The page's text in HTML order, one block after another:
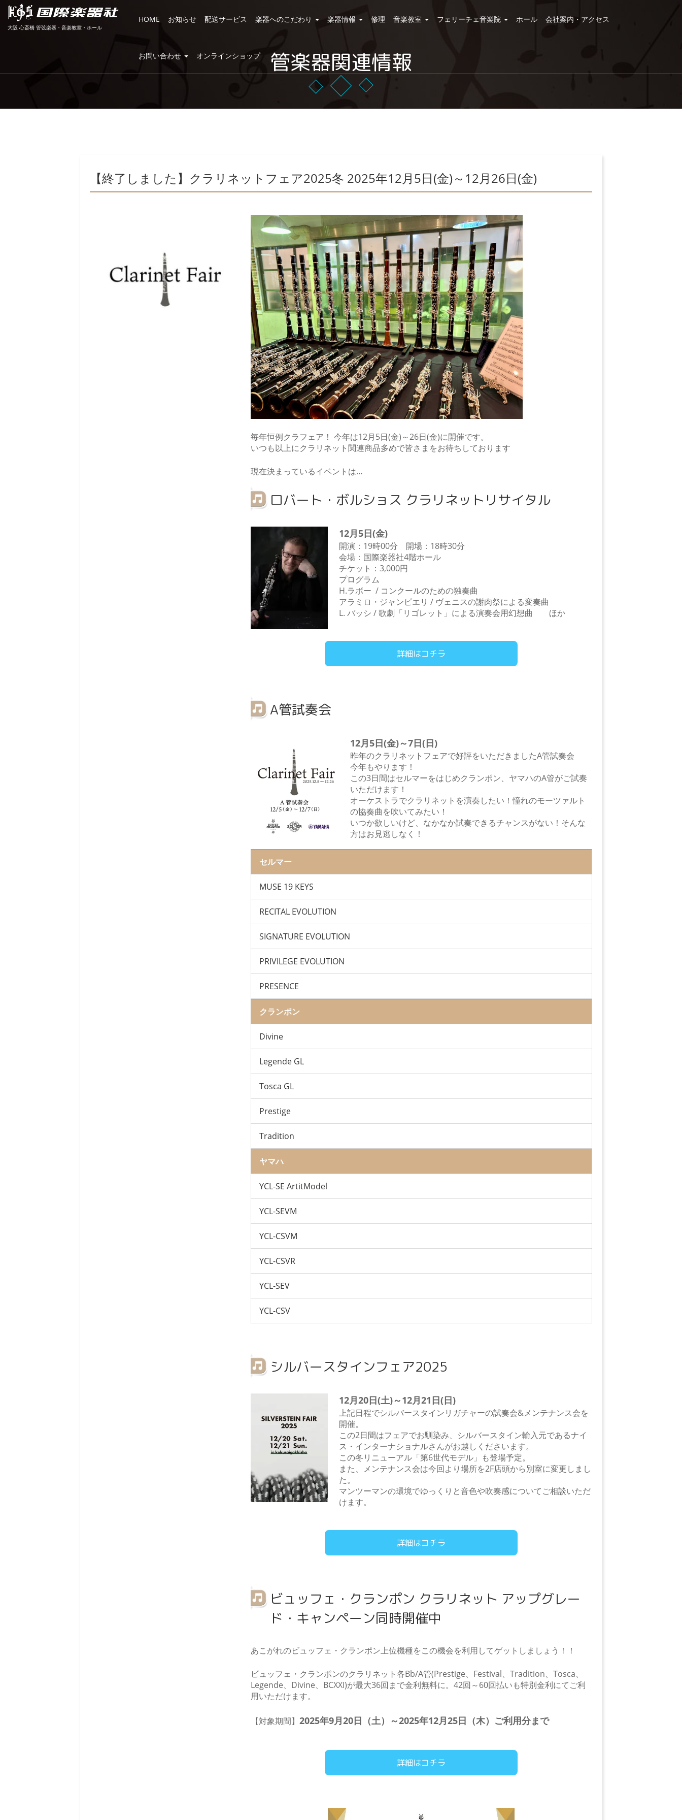
大阪 心斎橋 管弦楽器・音楽教室・ホール
HOME お知らせ 配送サービス 楽器へのこだわり 楽器情報 修理 音楽教室 フェリーチェ音楽院 ホール 会社案内・アクセス
お問い合わせ オンラインショップ 管楽器関連情報
【終了しました】クラリネットフェア2025冬 2025年12月5日(金)～12月26日(金)
毎年恒例クラフェア！ 今年は12月5日(金)～26日(金)に開催です。
いつも以上にクラリネット関連商品多めで皆さまをお待ちしております
現在決まっているイベントは…
ロバート・ボルショス クラリネットリサイタル
12月5日(金)
開演：19時00分 開場：18時30分
会場：国際楽器社4階ホール
チケット：3,000円
プログラム
H.ラボー / コンクールのための独奏曲
アラミロ・ジャンピエリ / ヴェニスの謝肉祭による変奏曲
L. バッシ / 歌劇「リゴレット」による演奏会用幻想曲 ほか
詳細はコチラ
A管試奏会
12月5日(金)～7日(日)
昨年のクラリネットフェアで好評をいただきましたA管試奏会
今年もやります！
この3日間はセルマーをはじめクランポン、ヤマハのA管がご試奏
いただけます！
オーケストラでクラリネットを演奏したい！憧れのモーツァルト
の協奏曲を吹いてみたい！
いつか欲しいけど、なかなか試奏できるチャンスがない！そんな
方はお見逃しなく！
セルマー
MUSE 19 KEYS
RECITAL EVOLUTION
SIGNATURE EVOLUTION
PRIVILEGE EVOLUTION
PRESENCE
クランポン
Divine
Legende GL
Tosca GL
Prestige
Tradition
ヤマハ
YCL-SE ArtitModel
YCL-SEVM
YCL-CSVM
YCL-CSVR
YCL-SEV
YCL-CSV
シルバースタインフェア2025
12月20日(土)～12月21日(日)
上記日程でシルバースタインリガチャーの試奏会&メンテナンス会を
開催。
この2日間はフェアでお馴染み、シルバースタイン輸入元であるナイ
ス・インターナショナルさんがお越しくださいます。
この冬リニューアル「第6世代モデル」も登場予定。
また、メンテナンス会は今回より場所を2F店頭から別室に変更しまし
た。
マンツーマンの環境でゆっくりと音色や吹奏感についてご相談いただ
けます。
詳細はコチラ
ビュッフェ・クランポン クラリネット アップグレー
ド・キャンペーン同時開催中
あこがれのビュッフェ・クランポン上位機種をこの機会を利用してゲットしましょう！！
ビュッフェ・クランポンのクラリネット各Bb/A管(Prestige、Festival、Tradition、Tosca、
Legende、Divine、BCXXI)が最大36回まで金利無料に。42回～60回払いも特別金利にてご利
用いただけます。
【対象期間】 2025年9月20日（土）～2025年12月25日（木）ご利用分まで
詳細はコチラ